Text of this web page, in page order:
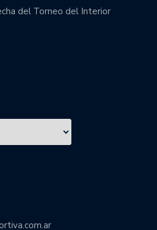
del Torneo del Interior